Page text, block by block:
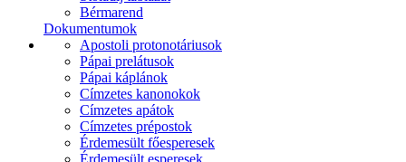
Bérmarend
Dokumentumok
Apostoli protonotáriusok
Pápai prelátusok
Pápai káplánok
Címzetes kanonokok
Címzetes apátok
Címzetes prépostok
Érdemesült főesperesek
Érdemesült esperesek